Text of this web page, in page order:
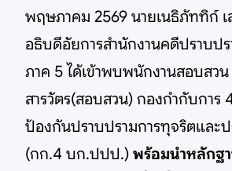
พฤษภาคม 2569 นายเนธิภัททิก์
อธิบดีอัยการสำนักงานคดีปราบป
ภาค 5 ได้เข้าพบพนักงานสอบสวน
สารวัตร(สอบสวน) กองกำกับการ
ป้องกันปราบปรามการทุจริตและ
(กก.4 บก.ปปป.) พร้อมนำหลักฐ